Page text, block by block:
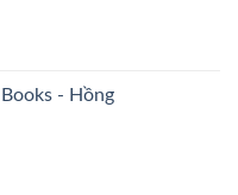
- Hồng